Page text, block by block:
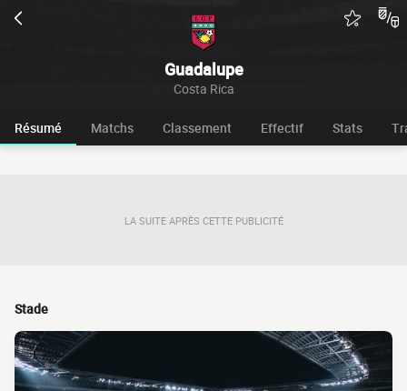
Guadalupe
Costa Rica
Résumé Matchs Classement Effectif Stats
LA SUITE APRÈS CETTE PUBLICITÉ
Stade